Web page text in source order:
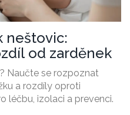
neštovic:
od zarděnek
Naučte se rozpoznat
a rozdíly oproti
léčbu, izolaci a prevenci.